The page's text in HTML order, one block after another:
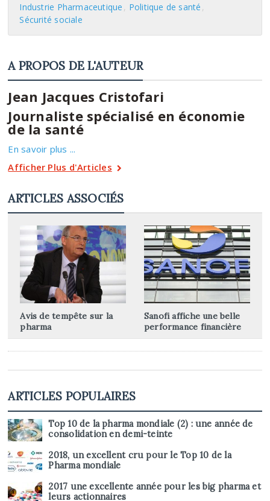
Industrie Pharmaceutique
Politique de santé
Sécurité sociale
A PROPOS DE L'AUTEUR
Jean Jacques Cristofari
Journaliste spécialisé en économie
de la santé
En savoir plus ...
Afficher Plus d'Articles
ARTICLES ASSOCIÉS
Avis de tempête sur la
pharma
Sanofi affiche une belle
performance financière
ARTICLES POPULAIRES
Top 10 de la pharma mondiale (2) : une année de
consolidation en demi-teinte
2018, un excellent cru pour le Top 10 de la
Pharma mondiale
2017 une excellente année pour les big pharma et
leurs actionnaires